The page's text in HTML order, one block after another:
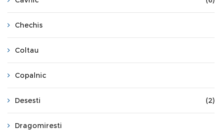
Chechis
Coltau
Copalnic
Desesti (2)
Dragomiresti